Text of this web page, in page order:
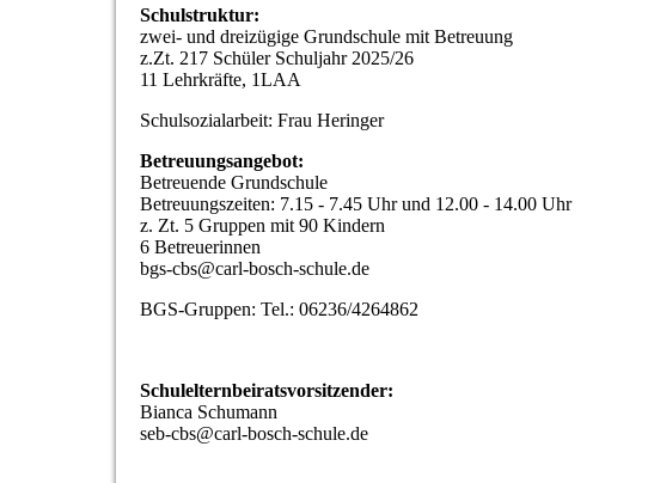
Schulstruktur:
zwei- und dreizügige Grundschule mit Betreuung
z.Zt. 217 Schüler Schuljahr 2025/26
11 Lehrkräfte, 1LAA
Schulsozialarbeit: Frau Heringer
Betreuungsangebot:
Betreuende Grundschule
Betreuungszeiten: 7.15 - 7.45 Uhr und 12.00 - 14.00 Uhr
z. Zt. 5 Gruppen mit 90 Kindern
6 Betreuerinnen
bgs-cbs@carl-bosch-schule.de
BGS-Gruppen: Tel.: 06236/4264862
Schulelternbeiratsvorsitzender:
Bianca Schumann
seb-cbs@carl-bosch-schule.de